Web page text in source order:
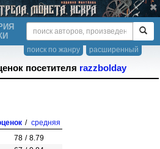
расширенный
поиск по жанру
посетителя razzbolday
/ средняя
78 / 8.79